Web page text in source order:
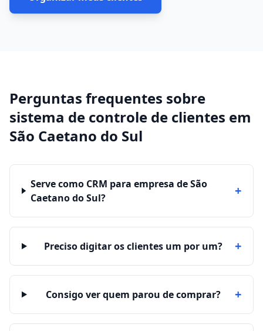
Perguntas frequentes sobre
sistema de controle de clientes em
São Caetano do Sul
Serve como CRM para empresa de São
Caetano do Sul?
+
Preciso digitar os clientes um por um? +
Consigo ver quem parou de comprar? +